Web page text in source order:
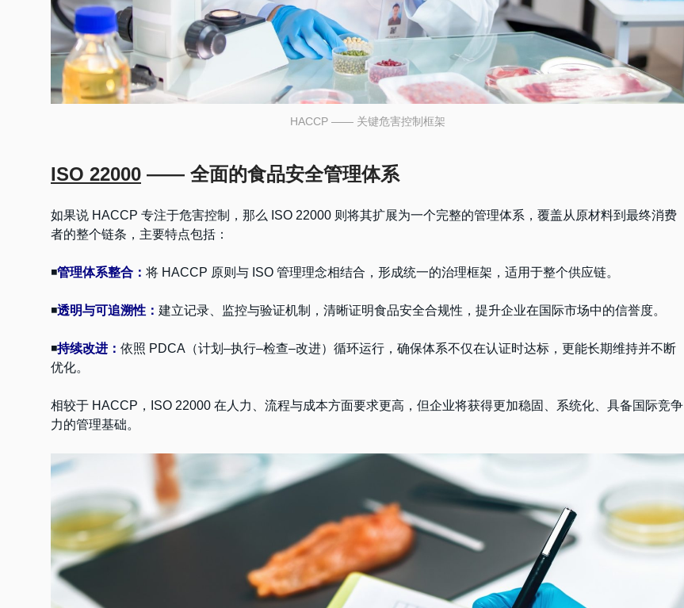
HACCP —— 关键危害控制框架
ISO 22000 —— 全面的食品安全管理体系
如果说 HACCP 专注于危害控制，那么 ISO 22000 则将其扩展为一个完整的管理体系，覆盖从原材料到最终消费
者的整个链条，主要特点包括：
◾管理体系整合： 将 HACCP 原则与 ISO 管理理念相结合，形成统一的治理框架，适用于整个供应链。
◾透明与可追溯性： 建立记录、监控与验证机制，清晰证明食品安全合规性，提升企业在国际市场中的信誉度。
◾持续改进： 依照 PDCA（计划–执行–检查–改进）循环运行，确保体系不仅在认证时达标，更能长期维持并不断
优化。
相较于 HACCP，ISO 22000 在人力、流程与成本方面要求更高，但企业将获得更加稳固、系统化、具备国际竞争
力的管理基础。